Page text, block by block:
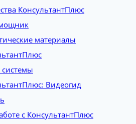
КонсультантПлюс
материалы
системы
Видеогид
с КонсультантПлюс